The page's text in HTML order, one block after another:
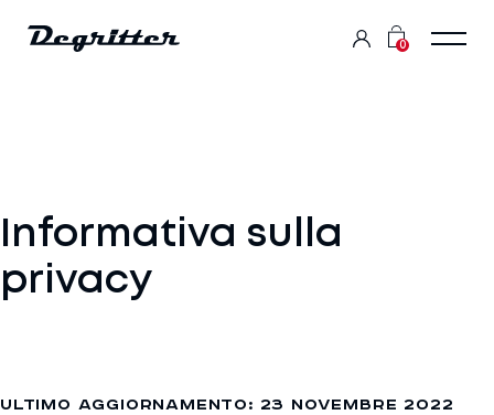
0
Informativa sulla
privacy
Ultimo aggiornamento: 23 novembre 2022